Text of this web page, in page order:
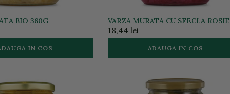
BIO 360G
IN COS
VARZA MURATA CU SFECLA ROSIE
BIO 350G
18,44 lei
ADAUGA IN COS